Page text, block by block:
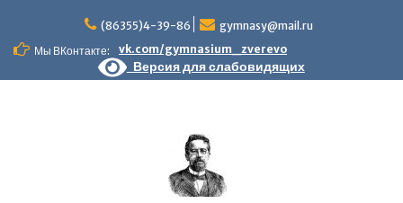
content
(86355)4-39-86
gymnasy@mail.ru
Мы ВКонтакте:
vk.com/gymnasium_zverevo
Версия для слабовидящих